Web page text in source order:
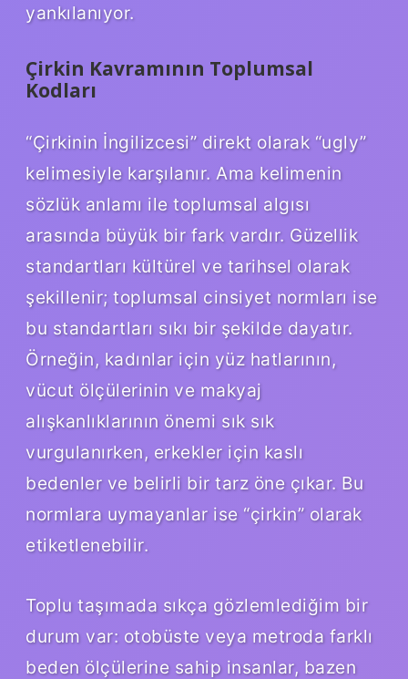
yankılanıyor.
Çirkin Kavramının Toplumsal
Kodları
“Çirkinin İngilizcesi” direkt olarak “ugly”
kelimesiyle karşılanır. Ama kelimenin
sözlük anlamı ile toplumsal algısı
arasında büyük bir fark vardır. Güzellik
standartları kültürel ve tarihsel olarak
şekillenir; toplumsal cinsiyet normları ise
bu standartları sıkı bir şekilde dayatır.
Örneğin, kadınlar için yüz hatlarının,
vücut ölçülerinin ve makyaj
alışkanlıklarının önemi sık sık
vurgulanırken, erkekler için kaslı
bedenler ve belirli bir tarz öne çıkar. Bu
normlara uymayanlar ise “çirkin” olarak
etiketlenebilir.
Toplu taşımada sıkça gözlemlediğim bir
durum var: otobüste veya metroda farklı
beden ölçülerine sahip insanlar, bazen